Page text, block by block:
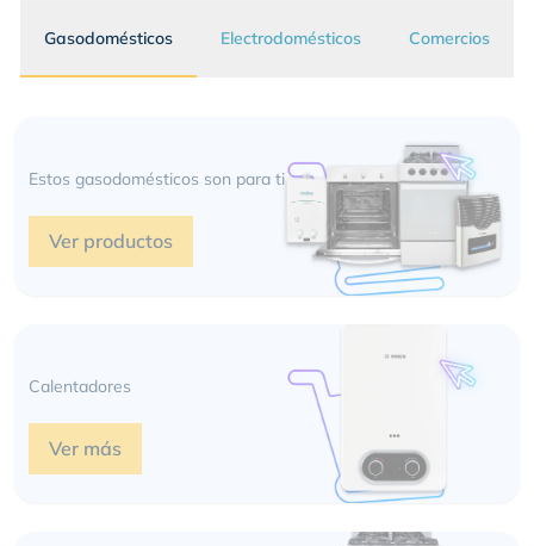
Gasodomésticos Electrodomésticos Comercios
Estos gasodomésticos son para ti
Ver productos
Calentadores
Ver más